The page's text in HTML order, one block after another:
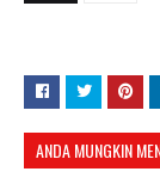
ANDA MUNGKIN